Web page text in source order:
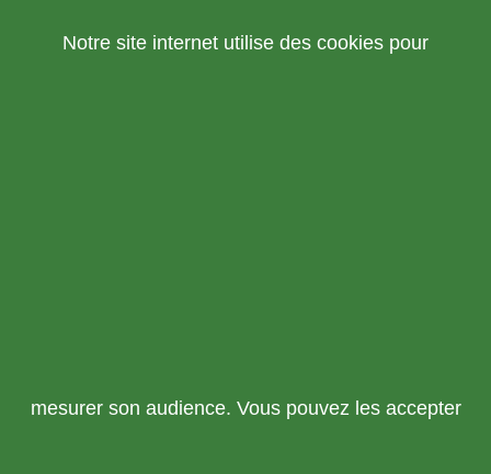
Notre site internet utilise des cookies pour
mesurer son audience. Vous pouvez les accepter